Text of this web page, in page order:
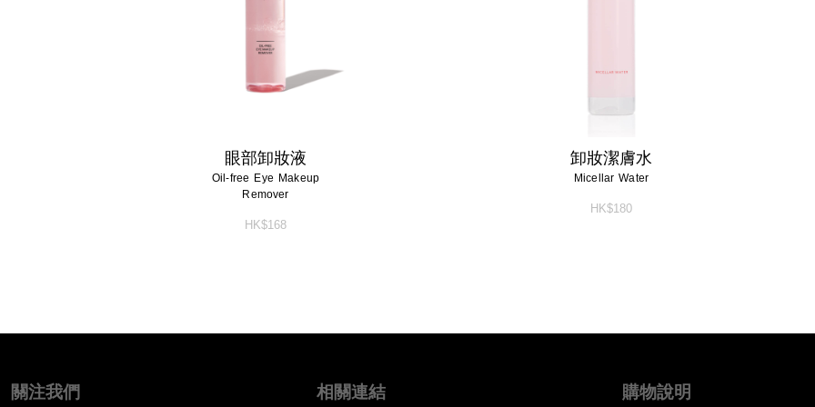
眼部卸妝液
Oil-free Eye Makeup
Remover
HK$168
卸妝潔膚水
Micellar Water
HK$180
關注我們 相關連結 購物說明